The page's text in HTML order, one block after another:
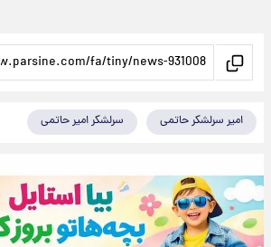
امیر سرلشکر حاتمی سرلشکر امیر حاتمی